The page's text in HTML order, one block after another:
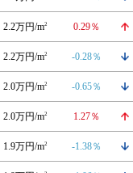
2.2万円/m2 0.29％
2.2万円/m2 -0.28％
2.0万円/m2 -0.65％
2.0万円/m2 1.27％
1.9万円/m2 -1.38％